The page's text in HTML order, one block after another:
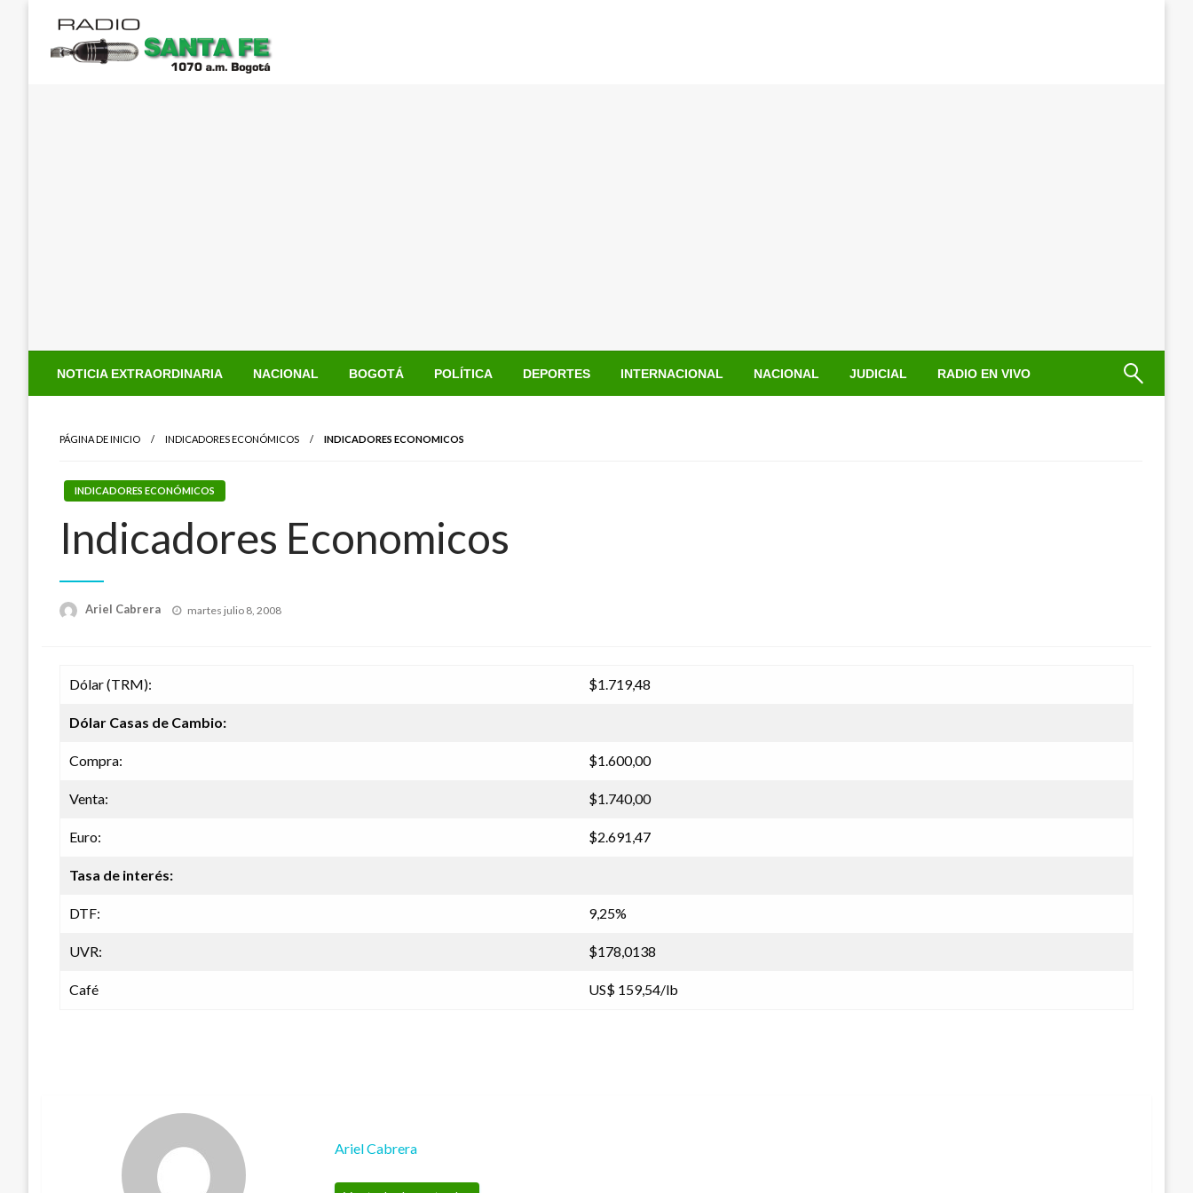
contenido
NOTICIA EXTRAORDINARIA NACIONAL BOGOTÁ POLÍTICA DEPORTES INTERNACIONAL NACIONAL JUDICIAL RADIO EN VIVO
PÁGINA DE INICIO INDICADORES ECONÓMICOS INDICADORES ECONOMICOS
INDICADORES ECONÓMICOS
Indicadores Economicos
Ariel Cabrera
Publicado
martes julio 8, 2008
Dólar (TRM): $1.719,48
Dólar Casas de Cambio:
Compra: $1.600,00
Venta: $1.740,00
Euro: $2.691,47
Tasa de interés:
DTF: 9,25%
UVR: $178,0138
Café US$ 159,54/lb
Ariel Cabrera